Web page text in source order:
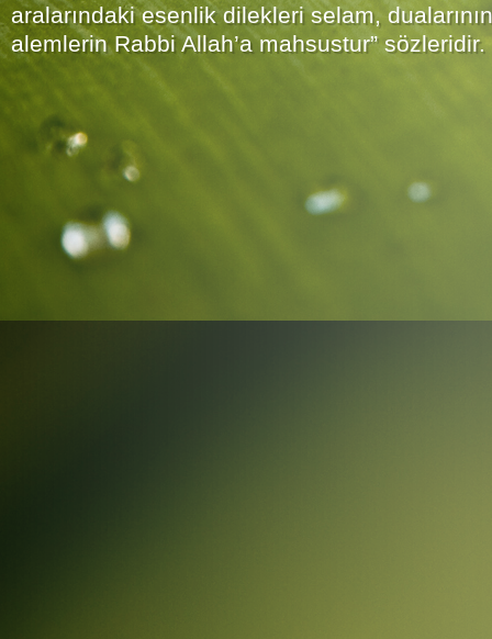
aralarındaki esenlik dilekleri selam,
alemlerin Rabbi Allah’a mahsustur” sözleridir.